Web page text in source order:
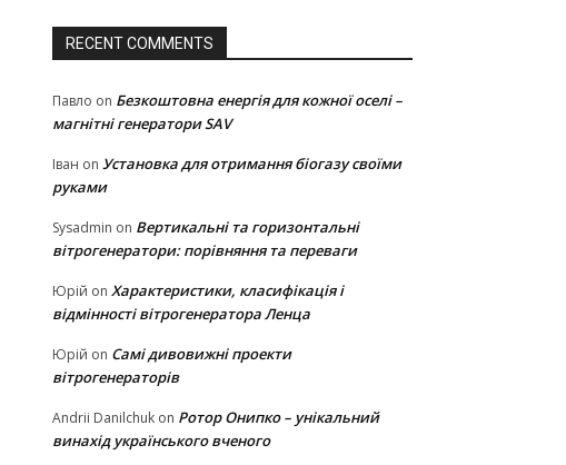
RECENT COMMENTS
Павло on Безкоштовна енергія для кожної оселі –
магнітні генератори SAV
Іван on Установка для отримання біогазу своїми
руками
Sysadmin on Вертикальні та горизонтальні
вітрогенератори: порівняння та переваги
Юрій on Характеристики, класифікація і
відмінності вітрогенератора Ленца
Юрій on Самі дивовижні проекти
вітрогенераторів
Andrii Danilchuk on Ротор Онипко – унікальний
винахід українського вченого